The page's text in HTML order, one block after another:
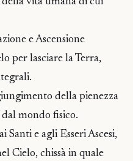
e Ascensione
per lasciare la Terra,
della pienezza
mondo fisico.
Santi e agli Esseri Ascesi,
Cielo, chissà in quale